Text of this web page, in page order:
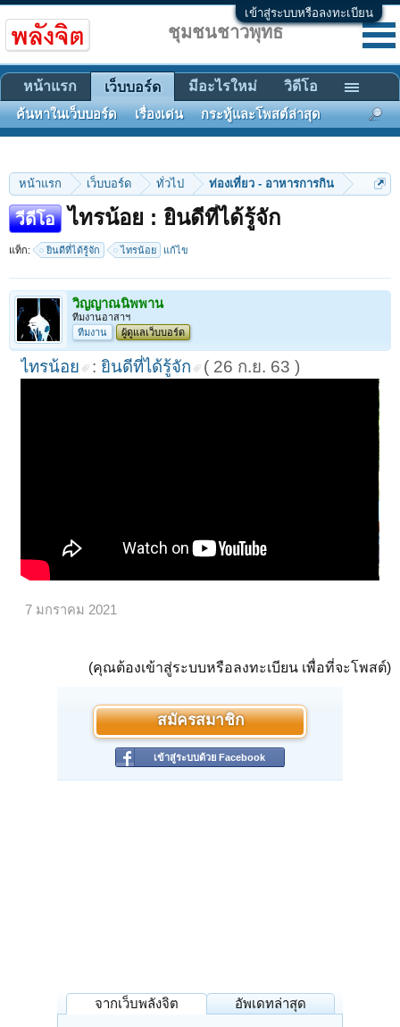
เข้าสู่ระบบหรือลงทะเบียน
หน้าแรก เว็บบอร์ด ทั่วไป ท่องเที่ยว - อาหารการกิน
วีดีโอ ไทรน้อย : ยินดีที่ได้รู้จัก
แท็ก: ยินดีที่ได้รู้จัก ไทรน้อย แก้ไข
วิญญาณนิพพาน
ทีมงานอาสาฯ
ทีมงาน
ผู้ดูแลเว็บบอร์ด
ไทรน้อย : ยินดีที่ได้รู้จัก ( 26 ก.ย. 63 )
7 มกราคม 2021
(คุณต้องเข้าสู่ระบบหรือลงทะเบียน เพื่อที่จะโพสต์)
สมัครสมาชิก
เข้าสู่ระบบด้วย Facebook
จากเว็บพลังจิต อัพเดทล่าสุด
ชุมชนชาวพุทธ
หน้าแรก เว็บบอร์ด
ค้นหาในเว็บบอร์ด เรื่องเด่น กระทู้และโพสต์ล่าสุด
มีอะไรใหม่ วิดีโอ